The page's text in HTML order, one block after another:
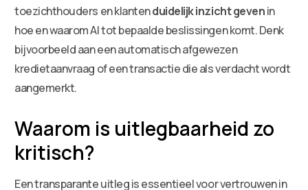
toezichthouders en klantenduidelijk inzicht gevenin
hoe en waarom AI tot bepaalde beslissingen komt. Denk
bijvoorbeeld aan een automatisch afgewezen
kredietaanvraag of een transactie die als verdacht wordt
aangemerkt.
Waarom is uitlegbaarheid zo
kritisch?
Een transparante uitleg is essentieel voor vertrouwen in